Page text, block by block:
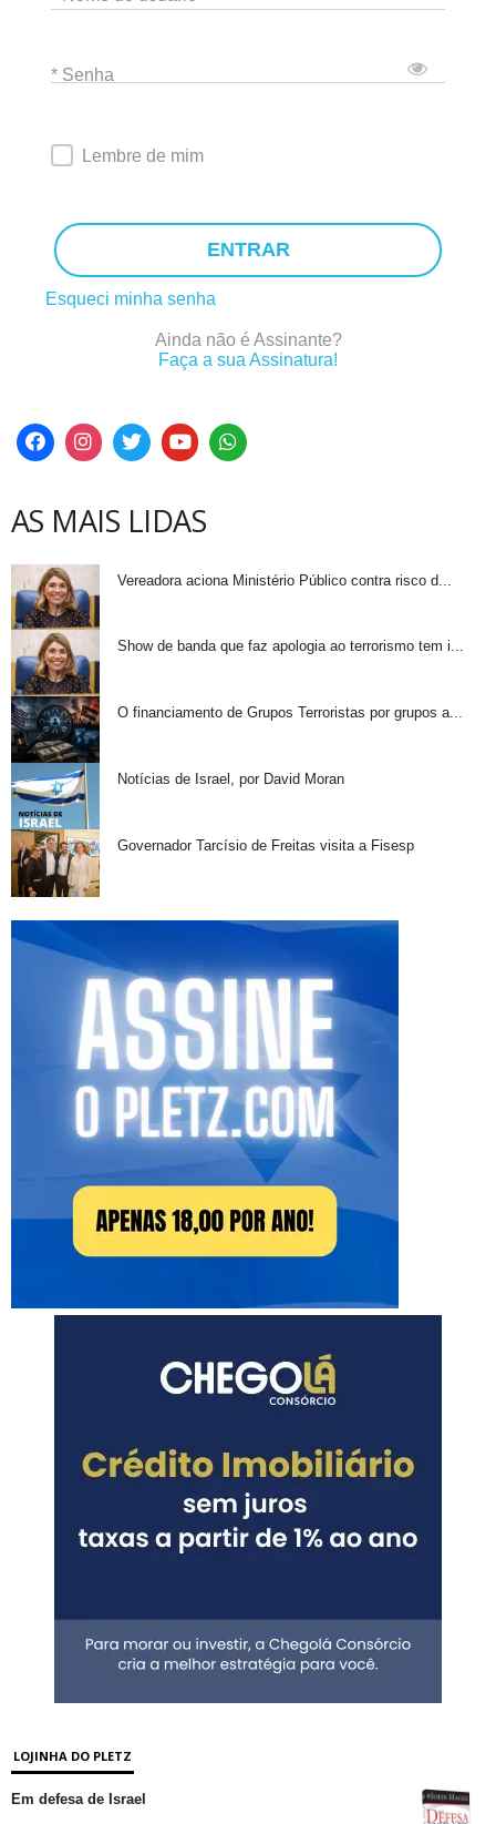
* Senha
Lembre de mim
ENTRAR
Esqueci minha senha
Ainda não é Assinante?
Faça a sua Assinatura!
AS MAIS LIDAS
Vereadora aciona Ministério Público contra risco d...
Show de banda que faz apologia ao terrorismo tem i...
O financiamento de Grupos Terroristas por grupos a...
Notícias de Israel, por David Moran
Governador Tarcísio de Freitas visita a Fisesp
LOJINHA DO PLETZ
Em defesa de Israel